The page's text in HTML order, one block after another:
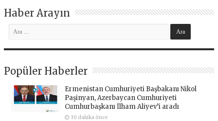
Haber Arayın
Popüler Haberler
Ermenistan Cumhuriyeti Başbakanı Nikol
Paşinyan, Azerbaycan Cumhuriyeti
Cumhurbaşkanı İlham Aliyev’i aradı
30 dakika önce